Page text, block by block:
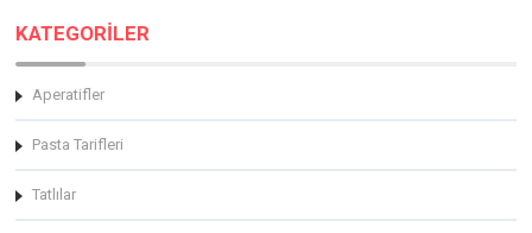
KATEGORİLER
Aperatifler
Pasta Tarifleri
Tatlılar